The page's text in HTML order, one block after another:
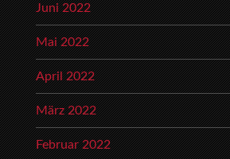
Juni 2022
Mai 2022
April 2022
März 2022
Februar 2022